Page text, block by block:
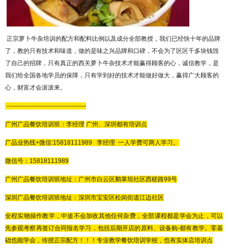
正宗萝卜牛杂培训的配方和配料比例以及成分全部教授，我们已经快十年的品牌
了，教的只有技术和味道，做的是味之兴品牌和口碑，不会为了区区千多块钱毁
了自己的招牌，只有真正的西关萝卜牛杂技术才能赢得顾客的心，诚信教学，是
我们给全国各地学员的保障，只有学到好的技术才能做好做大，赢得广大顾客的
心，财富才会滚滚来。
---------------------------------------
广州广品餐饮培训班：李经理 广州、深圳都有培训点
广品业热线+微信:15818111989 李经理 一人学费可两人学习。
微信号： 15818111989
广州广品餐饮培训班地址：广州市白云区鹅掌坦社区西槎路99号
深圳广品餐饮培训班地址：深圳市宝安区松岗街道江边社区
全程实物操作教学，中途不会加收其他任何杂费，全部课程都是学会为止，可以
先参观考察再签订合同报名学习，包括后期开店的原料、设备购-都有教学。零基
础也能学会，传授正宗配方！！！专业教学餐饮培训学校，也有实体店培训点